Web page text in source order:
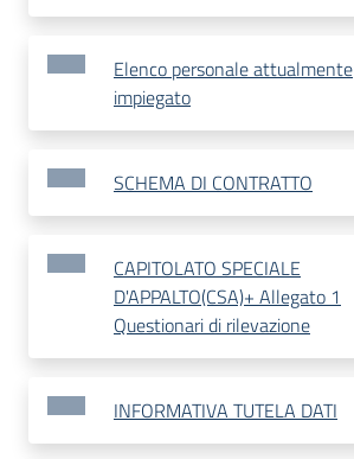
Elenco personale attualmente
impiegato
SCHEMA DI CONTRATTO
CAPITOLATO SPECIALE
D'APPALTO(CSA)+ Allegato 1
Questionari di rilevazione
INFORMATIVA TUTELA DATI